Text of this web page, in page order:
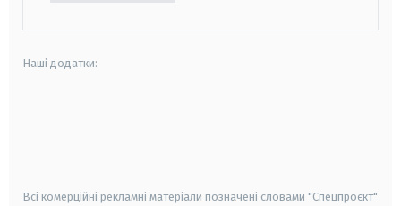
Наші додатки:
Всі комерційні рекламні матеріали позначені словами "Спецпроєкт"